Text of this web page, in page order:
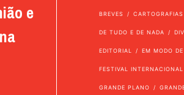
e
BREVES CARTOGRAFIAS
DE TUDO E DE NADA
EDITORIAL EM MODO
FESTIVAL
GRANDE PLANO